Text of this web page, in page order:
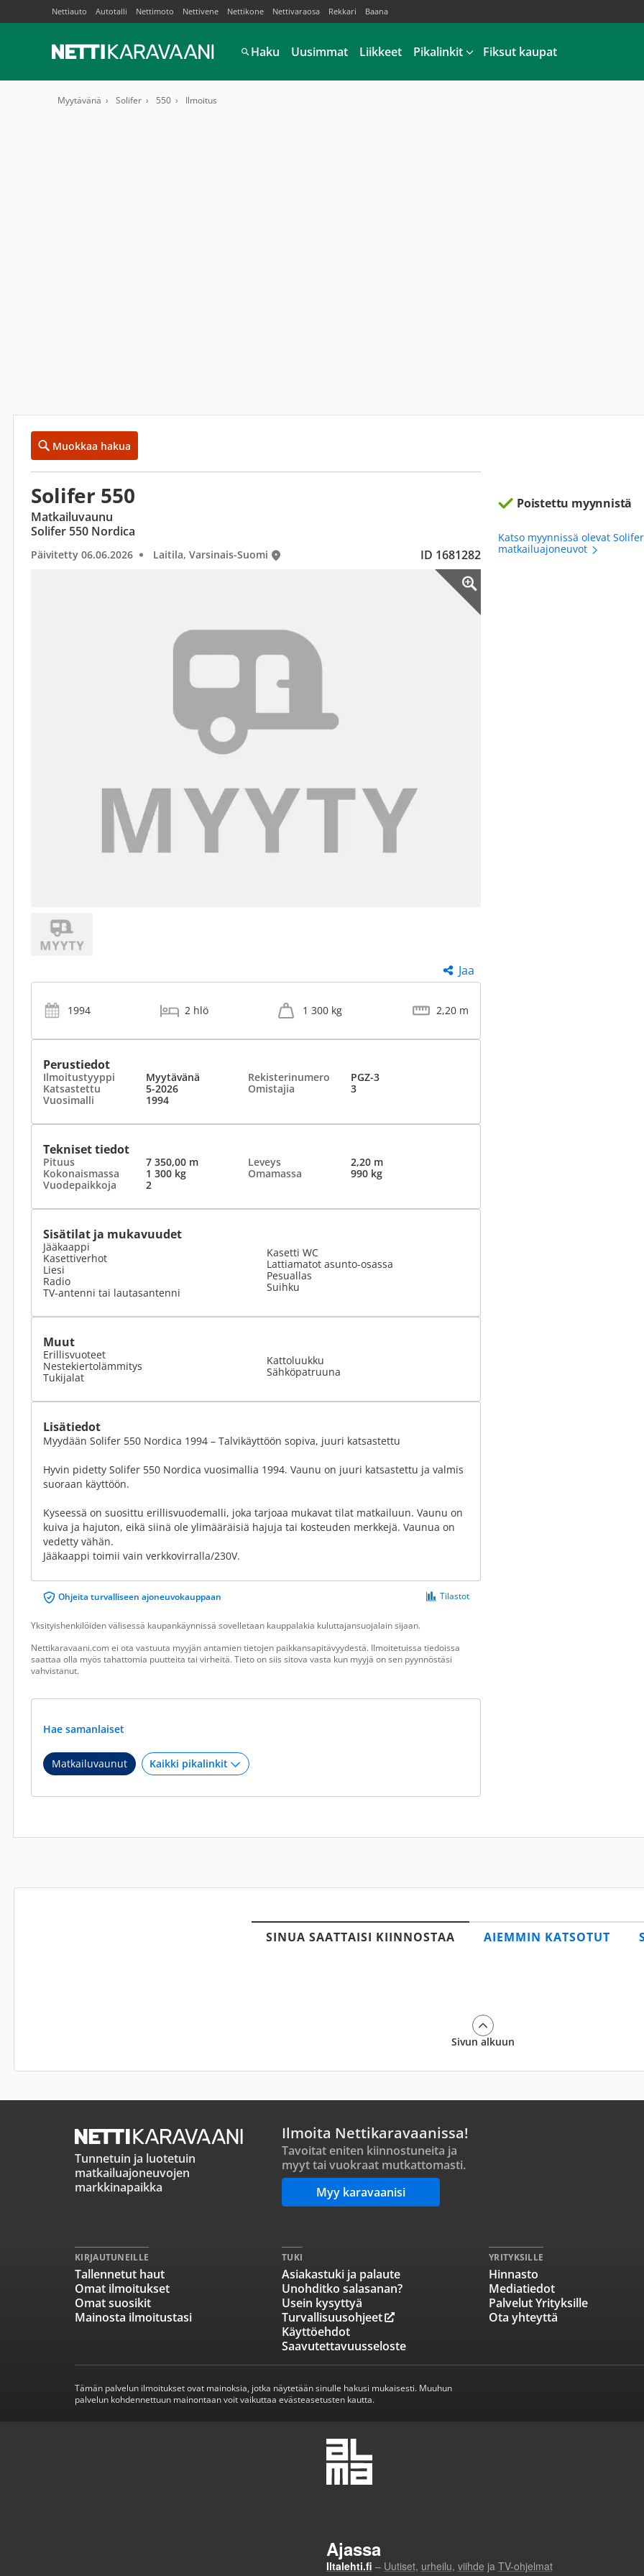
Nettiauto Autotalli Nettimoto Nettivene Nettikone Nettivaraosa Rekkari Baana
Haku Uusimmat Liikkeet Pikalinkit Fiksut kaupat
Myytävänä Solifer 550 Ilmoitus
Muokkaa hakua
Solifer 550
Matkailuvaunu
Solifer 550 Nordica
Päivitetty 06.06.2026 Laitila, Varsinais-Suomi ID 1681282
Jaa
1994 2 hlö 1 300 kg 2,20 m
Perustiedot
Ilmoitustyyppi Myytävänä Rekisterinumero
PGZ-3
Katsastettu
5-2026 Omistajia
3
Vuosimalli
1994
Tekniset tiedot
Pituus 7 350,00 m Leveys
2,20 m
Kokonaismassa
1 300 kg Omamassa
990 kg
Vuodepaikkoja
2
Sisätilat ja mukavuudet
Jääkaappi
Kasettiverhot
Liesi
Radio
TV-antenni tai lautasantenni
Kasetti WC
Lattiamatot asunto-osassa
Pesuallas
Suihku
Muut
Erillisvuoteet
Nestekiertolämmitys
Tukijalat
Kattoluukku
Sähköpatruuna
Lisätiedot
Myydään Solifer 550 Nordica 1994 – Talvikäyttöön sopiva, juuri katsastettu
Hyvin pidetty Solifer 550 Nordica vuosimallia 1994. Vaunu on juuri katsastettu ja valmis
suoraan käyttöön.
Kyseessä on suosittu erillisvuodemalli, joka tarjoaa mukavat tilat matkailuun. Vaunu on
kuiva ja hajuton, eikä siinä ole ylimääräisiä hajuja tai kosteuden merkkejä. Vaunua on
vedetty vähän.
Jääkaappi toimii vain verkkovirralla/230V.
Ohjeita turvalliseen ajoneuvokauppaan Tilastot
Yksityishenkilöiden välisessä kaupankäynnissä sovelletaan kauppalakia kuluttajansuojalain sijaan.
Nettikaravaani.com ei ota vastuuta myyjän antamien tietojen paikkansapitävyydestä. Ilmoitetuissa tiedoissa
saattaa olla myös tahattomia puutteita tai virheitä. Tieto on siis sitova vasta kun myyjä on sen pyynnöstäsi
vahvistanut.
Hae samanlaiset
Matkailuvaunut
Poistettu myynnistä
Katso myynnissä olevat
matkailuajoneuvot
SINUA SAATTAISI KIINNOSTAA AIEMMIN KATSOTUT
Sivun alkuun
Tunnetuin ja luotetuin
matkailuajoneuvojen
markkinapaikka
Ilmoita Nettikaravaanissa!
Tavoitat eniten kiinnostuneita ja
myyt tai vuokraat mutkattomasti.
Myy karavaanisi
KIRJAUTUNEILLE
Tallennetut haut
Omat ilmoitukset
Omat suosikit
Mainosta ilmoitustasi
TUKI
Asiakastuki ja palaute
Unohditko salasanan?
Usein kysyttyä
Turvallisuusohjeet
Käyttöehdot
Saavutettavuusseloste
YRITYKSILLE
Hinnasto
Mediatiedot
Palvelut Yrityksille
Ota yhteyttä
Tämän palvelun ilmoitukset ovat mainoksia, jotka näytetään sinulle hakusi mukaisesti. Muuhun
palvelun kohdennettuun mainontaan voit vaikuttaa evästeasetusten kautta.